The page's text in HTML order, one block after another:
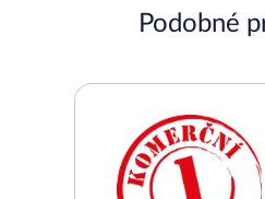
Podobné